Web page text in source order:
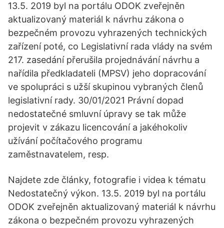
13.5. 2019 byl na portálu ODOK zveřejněn
aktualizovaný materiál k návrhu zákona o
bezpečném provozu vyhrazených technických
zařízení poté, co Legislativní rada vlády na svém
217. zasedání přerušila projednávání návrhu a
nařídila předkladateli (MPSV) jeho dopracování
ve spolupráci s užší skupinou vybraných členů
legislativní rady. 30/01/2021 Právní dopad
nedostatečné smluvní úpravy se tak může
projevit v zákazu licencování a jakéhokoliv
užívání počítačového programu
zaměstnavatelem, resp.
Najdete zde články, fotografie i videa k tématu
Nedostatečný výkon. 13.5. 2019 byl na portálu
ODOK zveřejněn aktualizovaný materiál k návrhu
zákona o bezpečném provozu vyhrazených